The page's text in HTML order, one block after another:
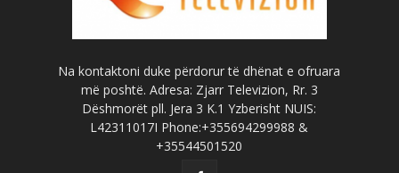
Na kontaktoni duke përdorur të dhënat e ofruara
më poshtë. Adresa: Zjarr Televizion, Rr. 3
Dëshmorët pll. Jera 3 K.1 Yzberisht NUIS:
L42311017I Phone:+355694299988 &
+35544501520